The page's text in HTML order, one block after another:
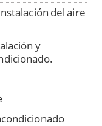
del aire
y